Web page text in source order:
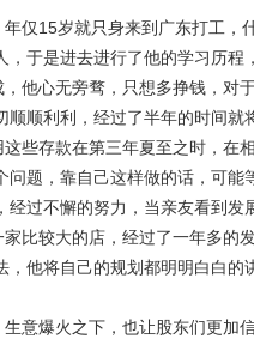
15岁就只身来到广东打工，
于是进去进行了他的学习历程
心无旁骛，只想多挣钱，对
顺利利，经过了半年的时间就
存款在第三年夏至之时，在
题，靠自己这样做的话，可
过不懈的努力，当亲友看到发
较大的店，经过了一年多的
他将自己的规划都明明白白
爆火之下，也让股东们更加